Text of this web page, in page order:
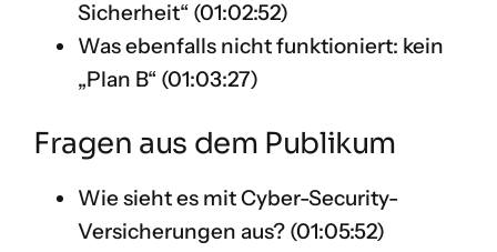
Sicherheit“ (01:02:52)
Was ebenfalls nicht funktioniert: kein
„Plan B“ (01:03:27)
Fragen aus dem Publikum
Wie sieht es mit Cyber-Security-
Versicherungen aus? (01:05:52)